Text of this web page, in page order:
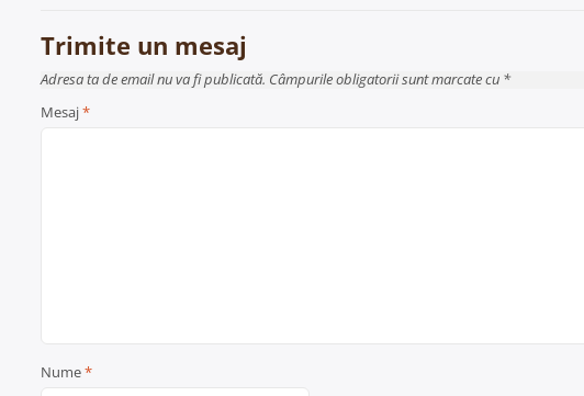
articole
Trimite un mesaj
Adresa ta de email nu va fi publicată. Câmpurile obligatorii sunt marcate cu *
Mesaj*
Nume*